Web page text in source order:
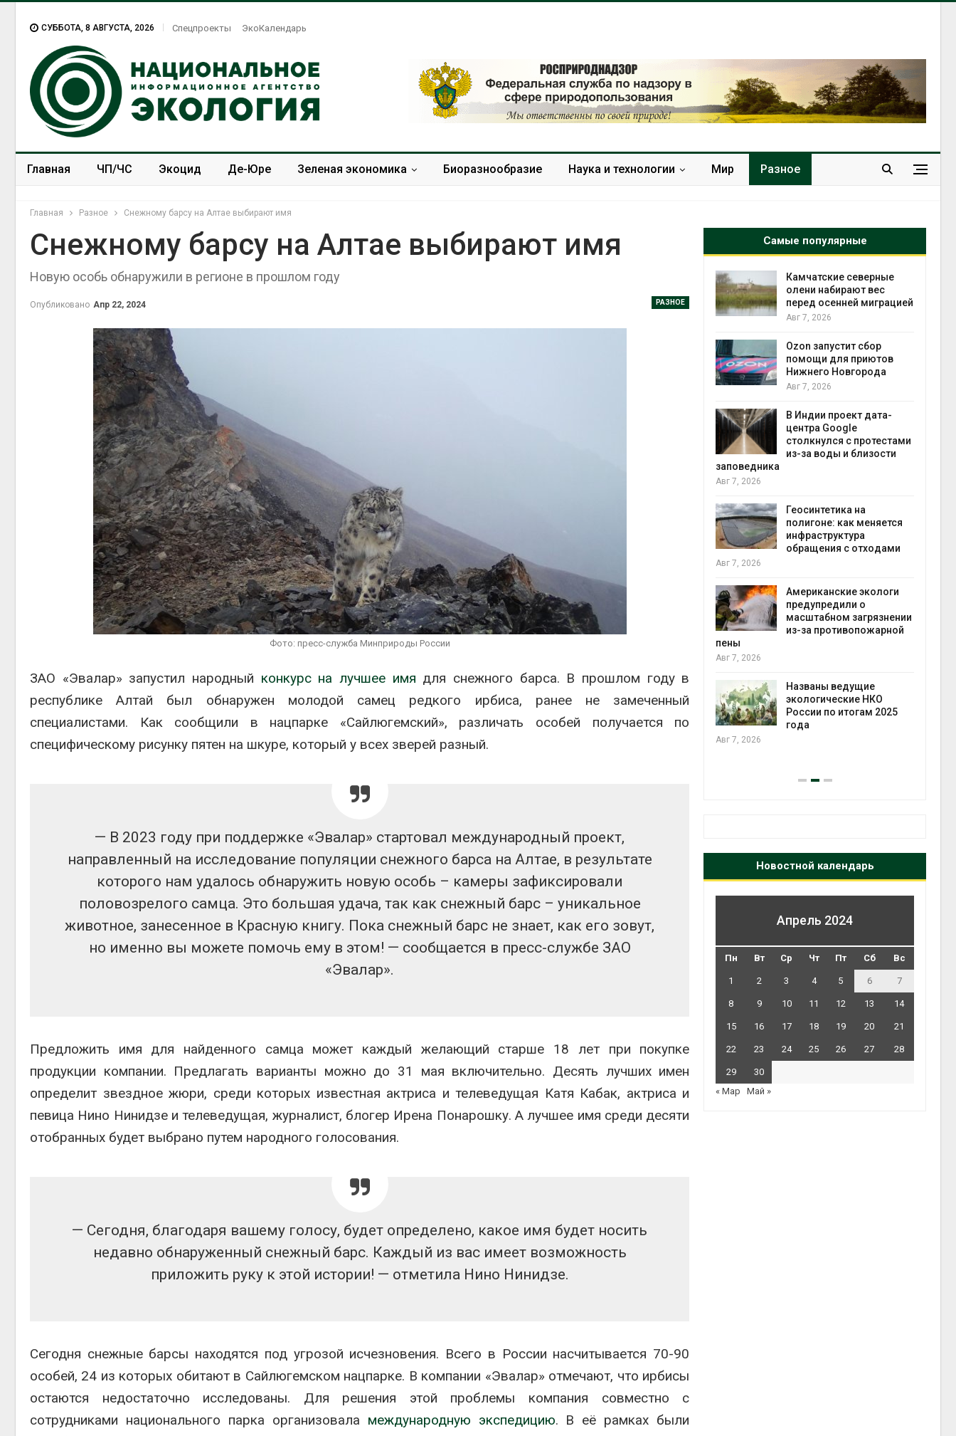
СУББОТА, 8 АВГУСТА, 2026 Спецпроекты ЭкоКалендарь
Главная ЧП/ЧС Экоцид Де-Юре Зеленая экономика Биоразнообразие Наука и технологии Мир Разное
Главная Разное Снежному барсу на Алтае выбирают имя
Снежному барсу на Алтае выбирают имя
Новую особь обнаружили в регионе в прошлом году
РАЗНОЕ
Опубликовано Апр 22, 2024
Фото: пресс-служба Минприроды России
ЗАО «Эвалар» запустил народный конкурс на лучшее имя для снежного барса. В прошлом году в
республике Алтай был обнаружен молодой самец редкого ирбиса, ранее не замеченный
специалистами. Как сообщили в нацпарке «Сайлюгемский», различать особей получается по
специфическому рисунку пятен на шкуре, который у всех зверей разный.
— В 2023 году при поддержке «Эвалар» стартовал международный проект,
направленный на исследование популяции снежного барса на Алтае, в результате
которого нам удалось обнаружить новую особь – камеры зафиксировали
половозрелого самца. Это большая удача, так как снежный барс – уникальное
животное, занесенное в Красную книгу. Пока снежный барс не знает, как его зовут,
но именно вы можете помочь ему в этом! — сообщается в пресс-службе ЗАО
«Эвалар».
Предложить имя для найденного самца может каждый желающий старше 18 лет при покупке
продукции компании. Предлагать варианты можно до 31 мая включительно. Десять лучших имен
определит звездное жюри, среди которых известная актриса и телеведущая Катя Кабак, актриса и
певица Нино Нинидзе и телеведущая, журналист, блогер Ирена Понарошку. А лучшее имя среди десяти
отобранных будет выбрано путем народного голосования.
— Сегодня, благодаря вашему голосу, будет определено, какое имя будет носить
недавно обнаруженный снежный барс. Каждый из вас имеет возможность
приложить руку к этой истории! — отметила Нино Нинидзе.
Сегодня снежные барсы находятся под угрозой исчезновения. Всего в России насчитывается 70-90
особей, 24 из которых обитают в Сайлюгемском нацпарке. В компании «Эвалар» отмечают, что ирбисы
остаются недостаточно исследованы. Для решения этой проблемы компания совместно с
сотрудниками национального парка организовала международную экспедицию. В её рамках были
Самые популярные
природными явлениями
Авг 7, 2026
может помочь городам
переживать жару
Авг 7, 2026
Минприроды
потребовало ускорить
строительство мусорных
объектов и уборку
контейнерных площадок
Авг 7, 2026
Панамский канал вновь
ограничивает загрузку
Авг 6, 2026
Шэньси из-за паводков
эвакуировали более 140
тыс. человек
усиливать риск жировой
Авг 8, 2026
превысить норму почти в
полтора раза
Авг 7, 2026
Евросоюз потребовал
Авг 7, 2026
может обходиться без
Камчатские северные
олени набирают вес
перед осенней миграцией
Авг 7, 2026
Ozon запустит сбор
помощи для приютов
Нижнего Новгорода
Авг 7, 2026
В Индии проект дата-
центра Google
столкнулся с протестами
из-за воды и близости
заповедника
Авг 7, 2026
Геосинтетика на
полигоне: как меняется
инфраструктура
обращения с отходами
Авг 7, 2026
Американские экологи
предупредили о
масштабном загрязнении
из-за противопожарной
пены
Авг 7, 2026
Названы ведущие
экологические НКО
России по итогам 2025
года
Авг 7, 2026
Новостной календарь
Апрель 2024
Пн Вт Ср Чт Пт Сб Вс
1 2 3 4 5 6 7
8 9 10 11 12 13 14
15 16 17 18 19 20 21
22 23 24 25 26 27 28
29
30
« Мар
Май »